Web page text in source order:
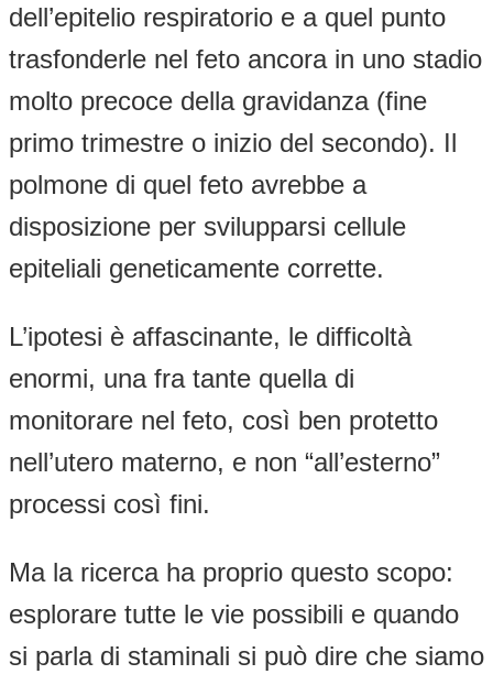
dell’epitelio respiratorio e a quel punto
trasfonderle nel feto ancora in uno stadio
molto precoce della gravidanza (fine
primo trimestre o inizio del secondo). Il
polmone di quel feto avrebbe a
disposizione per svilupparsi cellule
epiteliali geneticamente corrette.
L’ipotesi è affascinante, le difficoltà
enormi, una fra tante quella di
monitorare nel feto, così ben protetto
nell’utero materno, e non “all’esterno”
processi così fini.
Ma la ricerca ha proprio questo scopo:
esplorare tutte le vie possibili e quando
si parla di staminali si può dire che siamo